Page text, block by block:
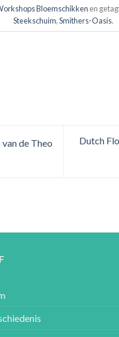
Bloemschikken en
Steekschuim,Smithers-Oasis.
de Theo
Dutch